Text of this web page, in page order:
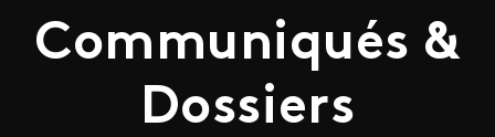
Communiqués &
Dossiers